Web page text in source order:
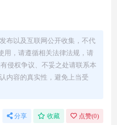
布以及互联网公开收集，不代
用，请遵循相关法律法规，请
侵权争议、不妥之处请联系本
内容的真实性，避免上当受
分享 收藏 点赞(0)